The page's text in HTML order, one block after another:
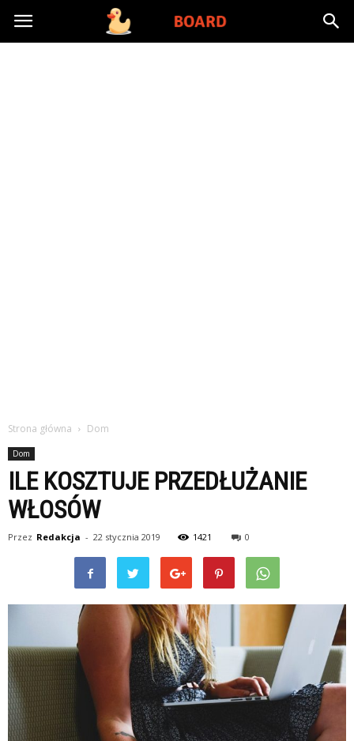
Toysboard.pl
Strona główna Dom
Dom
ILE KOSZTUJE PRZEDŁUŻANIE
WŁOSÓW
Przez Redakcja - 22 stycznia 2019 1421 0